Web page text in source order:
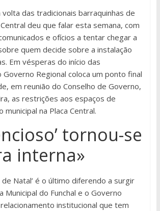
volta das tradicionais barraquinhas de
deu que falar esta semana, com
e ofícios a tentar chegar a
quem decide sobre a instalação
Em vésperas do início das
Regional coloca um ponto final
em reunião do Conselho de Governo,
as restrições aos espaços de
municipal na Placa Central.
tornou-se
interna»
de Natal’ é o último diferendo a surgir
Municipal do Funchal e o Governo
institucional que tem